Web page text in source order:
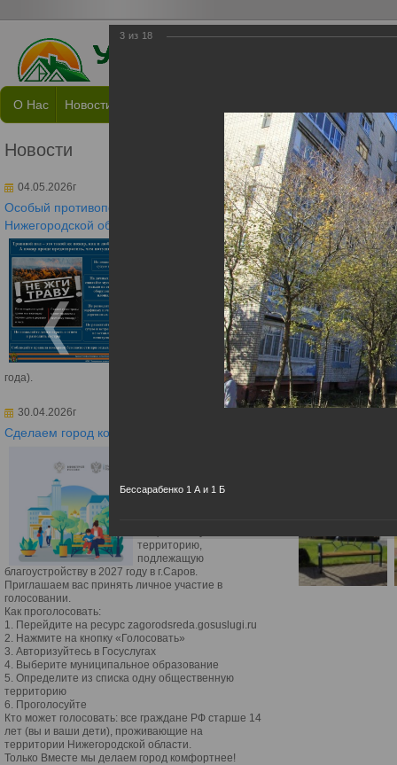
О Нас Новости
Новости
04.05.2026г
Особый противопожарный режим в
Нижегородской области
С 30 апреля 2026 года
на всей территории
Нижегородской области
установлен Особый
противопожарный
Нижегородской области
N 176 от 30.04.2026
года).
30.04.2026г
Сделаем город комфортнее
2026 года проходит
территорию,
подлежащую
благоустройству в 2027 году в г.Саров.
Приглашаем вас принять личное участие в
голосовании.
Как проголосовать:
1. Перейдите на ресурс zagorodsreda.gosuslugi.ru
2. Нажмите на кнопку «Голосовать»
3. Авторизуйтесь в Госуслугах
4. Выберите муниципальное образование
5. Определите из списка одну общественную
территорию
6. Проголосуйте
Кто может голосовать: все граждане РФ старше 14
лет (вы и ваши дети), проживающие на
территории Нижегородской области.
Только Вместе мы делаем город комфортнее!
Обслуживаемые
3 из 18
Бессарабенко 1 А и 1 Б